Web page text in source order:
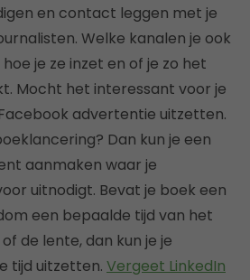
en contact leggen met je
Welke kanalen je ook
je ze inzet en of je zo het
Mocht het interessant voor je
advertentie uitzetten.
Dan kun je een
aanmaken waar je
uitnodigt. Bevat je boek een
een bepaalde tijd van het
de lente, dan kun je je
tijd uitzetten. Vergeet LinkedIn